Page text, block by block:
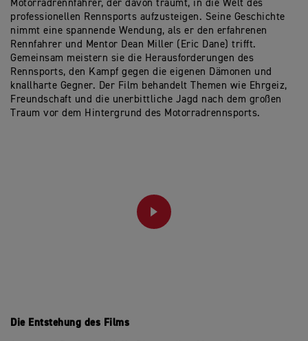
Motorradrennfahrer, der davon träumt, in die Welt des
professionellen Rennsports aufzusteigen. Seine Geschichte
nimmt eine spannende Wendung, als er den erfahrenen
Rennfahrer und Mentor Dean Miller (Eric Dane) trifft.
Gemeinsam meistern sie die Herausforderungen des
Rennsports, den Kampf gegen die eigenen Dämonen und
knallharte Gegner. Der Film behandelt Themen wie Ehrgeiz,
Freundschaft und die unerbittliche Jagd nach dem großen
Traum vor dem Hintergrund des Motorradrennsports.
PLAY
Die Entstehung des Films